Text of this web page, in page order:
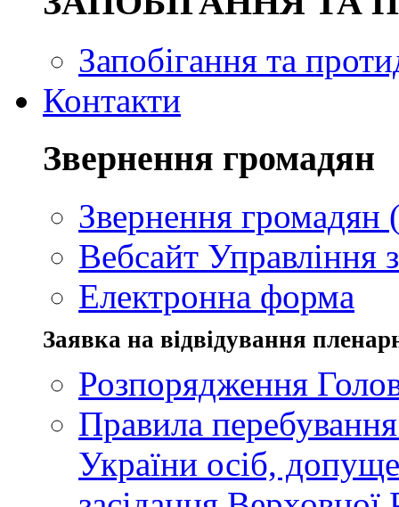
Запобігання та
Контакти
Звернення громадян
Звернення громадян
Вебсайт Управління
Електронна форма
Заявка на відвідування
Розпорядження
Правила
України осіб,